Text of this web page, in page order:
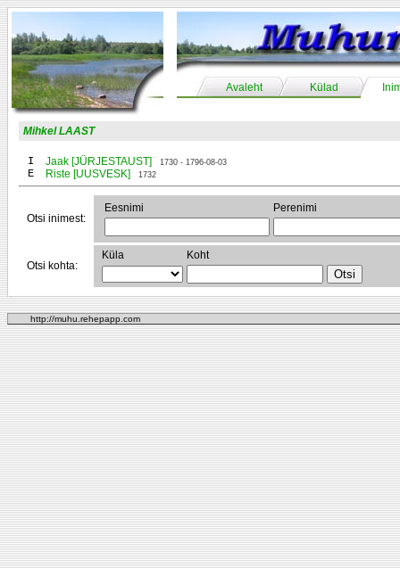
Avaleht Külad
Mihkel LAAST
I Jaak [JÜRJESTAUST] 1730 - 1796-08-03
E Riste [UUSVESK] 1732
Otsi inimest:
Eesnimi Perenimi
Otsi kohta:
Küla Koht
http://muhu.rehepapp.com